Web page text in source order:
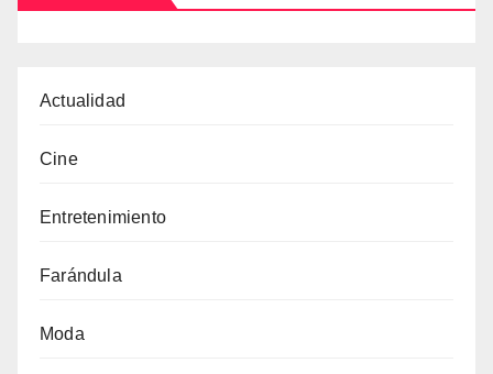
Actualidad
Cine
Entretenimiento
Farándula
Moda